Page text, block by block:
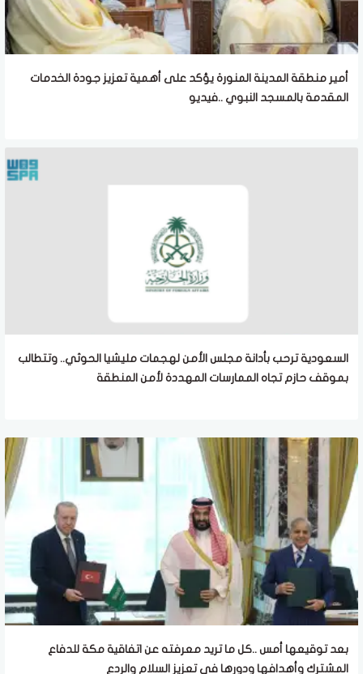
أمير منطقة المدينة المنورة يؤكد على أهمية تعزيز جودة الخدمات
المقدمة بالمسجد النبوي ..فيديو
السعودية ترحب بأدانة مجلس الأمن لهجمات مليشيا الحوثي.. وتتطالب
بموقف حازم تجاه الممارسات المهددة لأمن المنطقة
بعد توقيعها أمس ..كل ما تريد معرفته عن اتفاقية مكة للدفاع
المشترك وأهدافها ودورها في تعزيز السلام والردع